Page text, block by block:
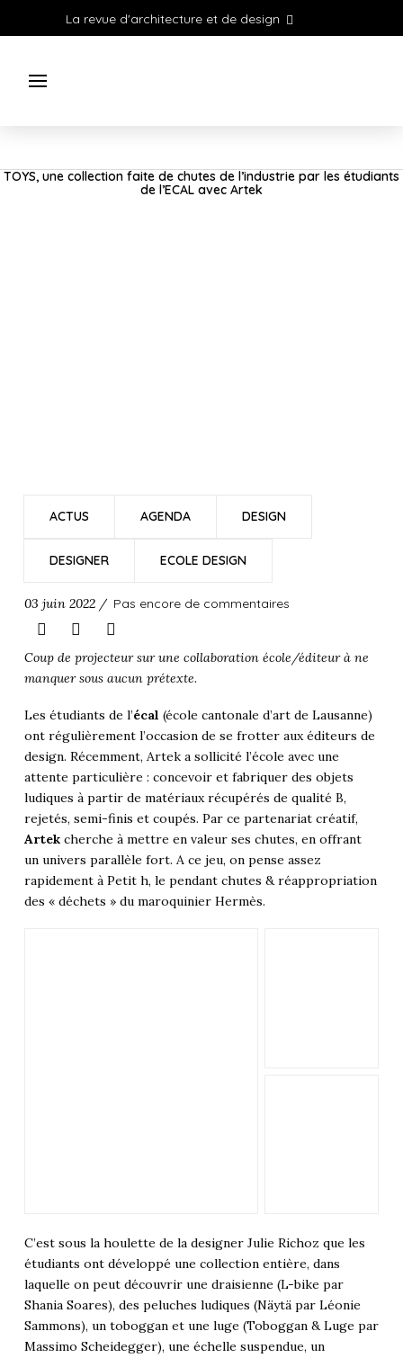
La revue d'architecture et de design
TOYS, une collection faite de chutes de l’industrie par les étudiants
de l’ECAL avec Artek
ACTUS AGENDA DESIGN
DESIGNER ECOLE DESIGN
03 juin 2022 / Pas encore de commentaires
Coup de projecteur sur une collaboration école/éditeur à ne
manquer sous aucun prétexte.
Les étudiants de l’écal (école cantonale d’art de Lausanne)
ont régulièrement l’occasion de se frotter aux éditeurs de
design. Récemment, Artek a sollicité l’école avec une
attente particulière : concevoir et fabriquer des objets
ludiques à partir de matériaux récupérés de qualité B,
rejetés, semi-finis et coupés. Par ce partenariat créatif,
Artekcherche à mettre en valeur ses chutes, en offrant
un univers parallèle fort. A ce jeu, on pense assez
rapidement à Petit h, le pendant chutes & réappropriation
des « déchets » du maroquinier Hermès.
C’est sous la houlette de la designer Julie Richoz que les
étudiants ont développé une collection entière, dans
laquelle on peut découvrir une draisienne (L-bike par
Shania Soares), des peluches ludiques (Näytä par Léonie
Sammons), un toboggan et une luge (Toboggan & Luge par
Massimo Scheidegger), une échelle suspendue, un